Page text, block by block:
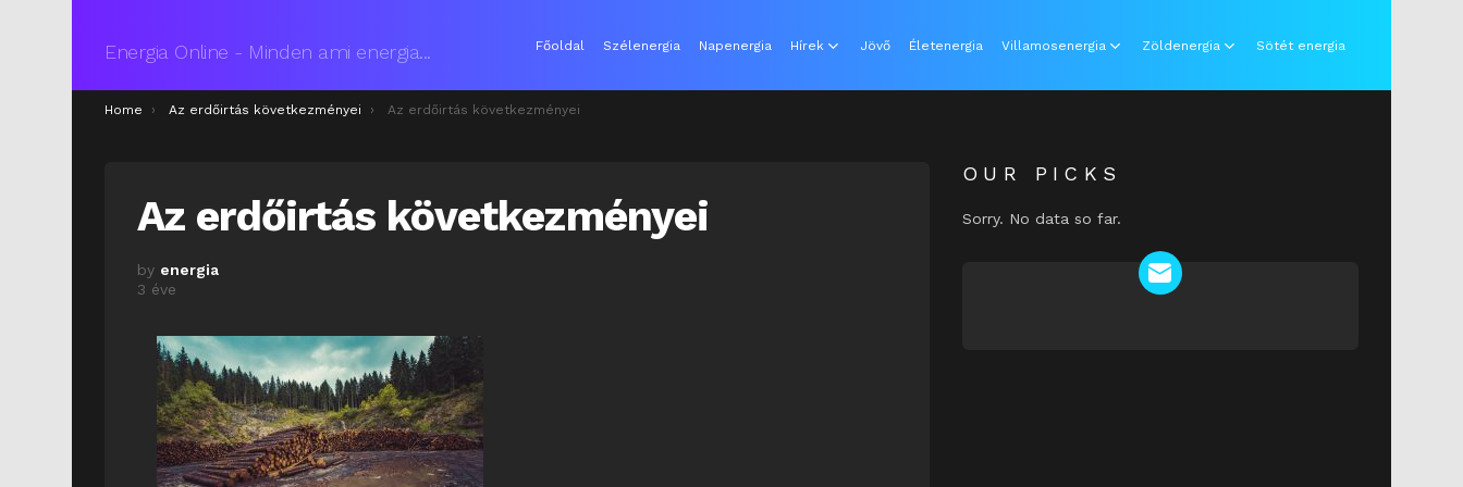
Energia Online - Minden ami energia... Főoldal Szélenergia Napenergia Hírek Jövő Életenergia Villamosenergia Zöldenergia Sötét energia
You are here:
Home Az erdőirtás következményei Az erdőirtás következményei
Az erdőirtás következményei
by energia
3 éve
OUR PICKS
Sorry. No data so far.